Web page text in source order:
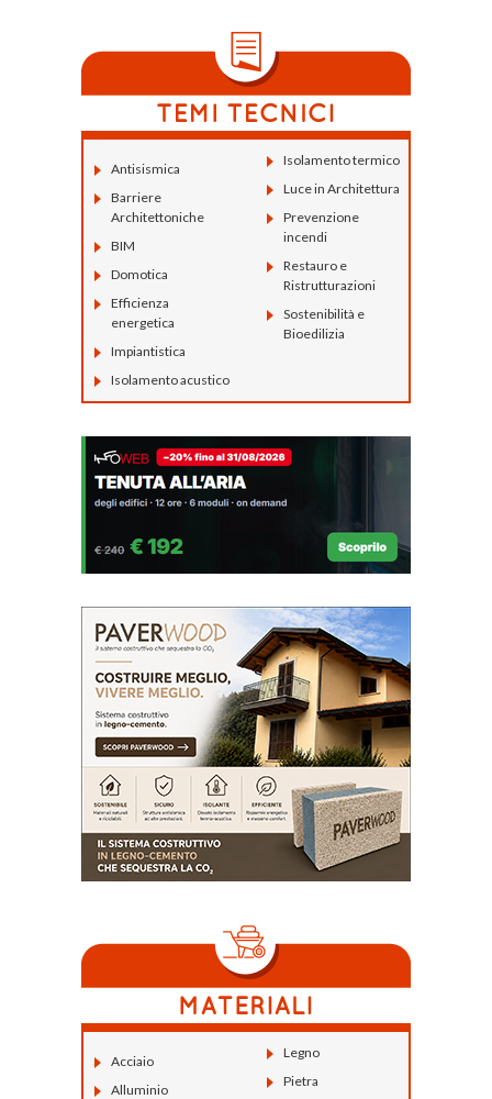
Antisismica
Barriere
Architettoniche
BIM
Domotica
Efficienza
energetica
Impiantistica
Isolamento acustico
Isolamento termico
Luce in Architettura
Prevenzione
incendi
Restauro e
Ristrutturazioni
Sostenibilità e
Bioedilizia
Acciaio
Alluminio
Legno
Pietra